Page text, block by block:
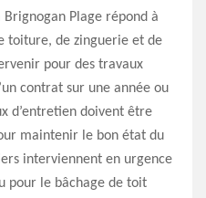
Plage répond à
toiture, de zinguerie et de
pour des travaux
contrat sur une année ou
d’entretien doivent être
maintenir le bon état du
interviennent en urgence
pour le bâchage de toit